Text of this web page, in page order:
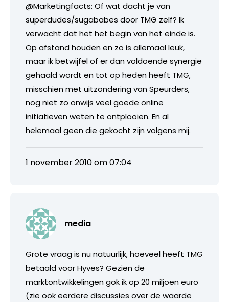
@Marketingfacts: Of wat dacht je van
superdudes/sugababes door TMG zelf? Ik
verwacht dat het het begin van het einde is.
Op afstand houden en zo is allemaal leuk,
maar ik betwijfel of er dan voldoende synergie
gehaald wordt en tot op heden heeft TMG,
misschien met uitzondering van Speurders,
nog niet zo onwijs veel goede online
initiatieven weten te ontplooien. En al
helemaal geen die gekocht zijn volgens mij.
1 november 2010 om 07:04
media
Grote vraag is nu natuurlijk, hoeveel heeft TMG
betaald voor Hyves? Gezien de
marktontwikkelingen gok ik op 20 miljoen euro
(zie ook eerdere discussies over de waarde